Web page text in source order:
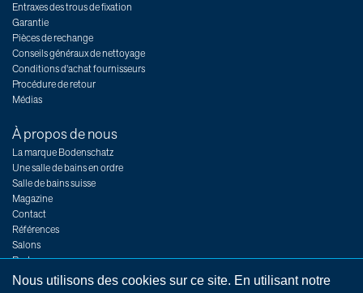
Entraxes des trous de fixation
Garantie
Pièces de rechange
Conseils généraux de nettoyage
Conditions d'achat fournisseurs
Procédure de retour
Médias
À propos de nous
La marque Bodenschatz
Une salle de bains en ordre
Salle de bains suisse
Magazine
Contact
Références
Salons
Postes
Nous utilisons des cookies sur ce site. En utilisant notre